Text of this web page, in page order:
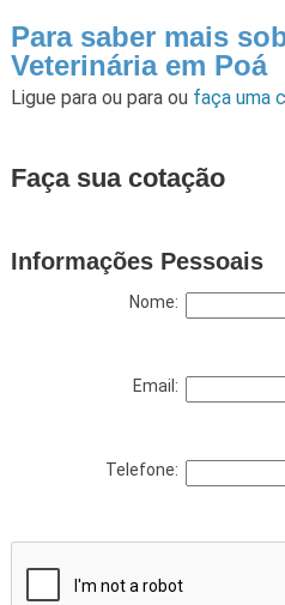
Para saber mais
Veterinária em Poá
Ligue para ou para ou faça uma
Faça sua cotação
Informações Pessoais
Nome:
Email:
Telefone: